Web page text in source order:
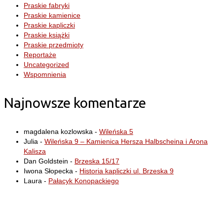
Praskie fabryki
Praskie kamienice
Praskie kapliczki
Praskie książki
Praskie przedmioty
Reportaże
Uncategorized
Wspomnienia
Najnowsze komentarze
magdalena kozlowska - Wileńska 5
Julia - Wileńska 9 – Kamienica Hersza Halbscheina i Arona
Kalisza
Dan Goldstein - Brzeska 15/17
Iwona Słopecka - Historia kapliczki ul. Brzeska 9
Laura - Pałacyk Konopackiego